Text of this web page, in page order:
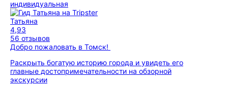
индивидуальная
Татьяна
4,93
56 отзывов
Добро пожаловать в Томск!
Раскрыть богатую историю города и увидеть его
главные достопримечательности на обзорной
экскурсии